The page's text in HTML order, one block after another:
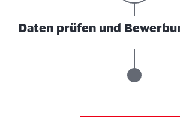
Daten prüfen und